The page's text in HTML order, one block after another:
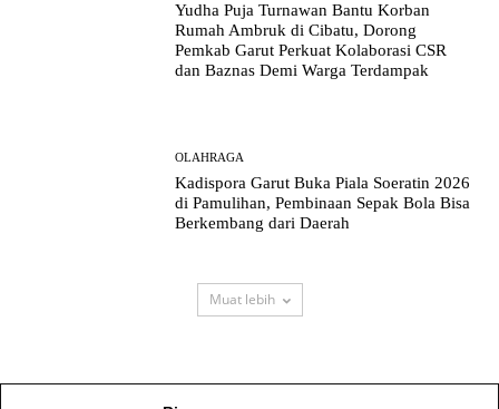
Yudha Puja Turnawan Bantu Korban
Rumah Ambruk di Cibatu, Dorong
Pemkab Garut Perkuat Kolaborasi CSR
dan Baznas Demi Warga Terdampak
OLAHRAGA
Kadispora Garut Buka Piala Soeratin 2026
di Pamulihan, Pembinaan Sepak Bola Bisa
Berkembang dari Daerah
Muat lebih